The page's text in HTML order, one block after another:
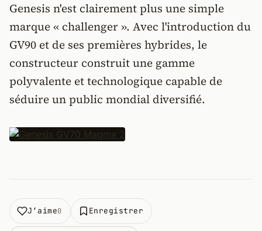
Genesis n'est clairement plus une simple
marque « challenger ». Avec l'introduction du
GV90 et de ses premières hybrides, le
constructeur construit une gamme
polyvalente et technologique capable de
séduire un public mondial diversifié.
J’aime0 Enregistrer